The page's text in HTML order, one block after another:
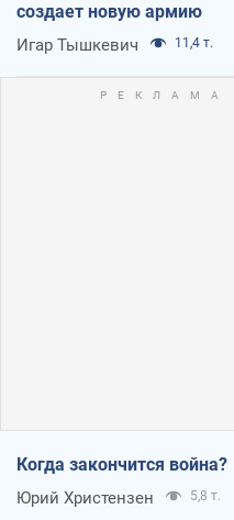
создает новую армию
Игар Тышкевич 11,4 т.
Когда закончится война?
Юрий Христензен 5,8 т.